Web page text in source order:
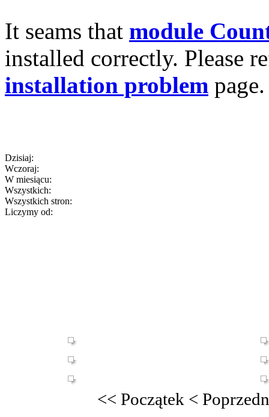
It seams that module
installed correctly. Please
installation problem page.
Dzisiaj:
Wczoraj:
W miesiącu:
Wszystkich:
Wszystkich stron:
Liczymy od:
<< Początek <